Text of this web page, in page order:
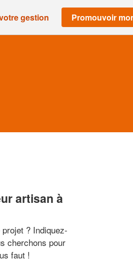
gestion Promouvoir
artisan à
? Indiquez-
cherchons pour
faut !